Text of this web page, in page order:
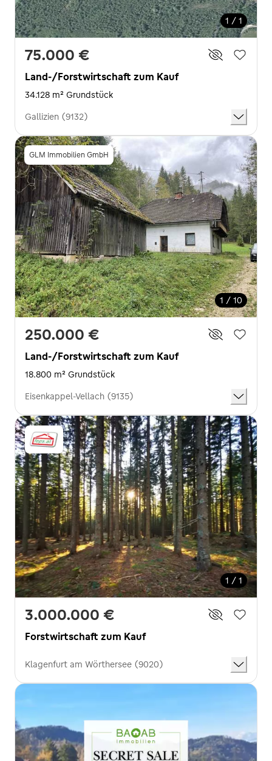
1 / 1
75.000 €
Land-/Forstwirtschaft zum Kauf
34.128 m² Grundstück
Gallizien (9132)
GLM Immobilien GmbH
1 / 10
250.000 €
Land-/Forstwirtschaft zum Kauf
18.800 m² Grundstück
Eisenkappel-Vellach (9135)
1 / 1
3.000.000 €
Forstwirtschaft zum Kauf
Klagenfurt am Wörthersee (9020)